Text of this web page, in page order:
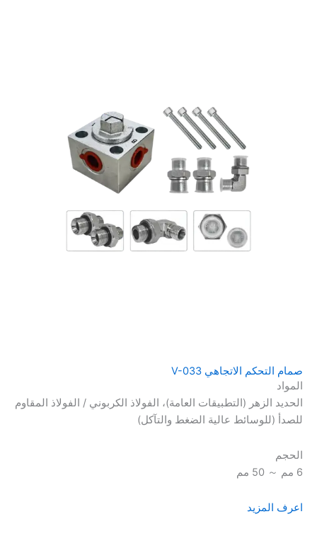
صمام التحكم الاتجاهي V-033
المواد
الحديد الزهر (التطبيقات العامة)، الفولاذ الكربوني / الفولاذ المقاوم
للصدأ (للوسائط عالية الضغط والتآكل)
الحجم
6 مم ～ 50 مم
اعرف المزيد